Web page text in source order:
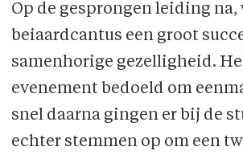
Op de gesprongen leiding na,
beiaardcantus een groot
samenhorige gezelligheid.
evenement bedoeld om
snel daarna gingen er bij de
echter stemmen op om een